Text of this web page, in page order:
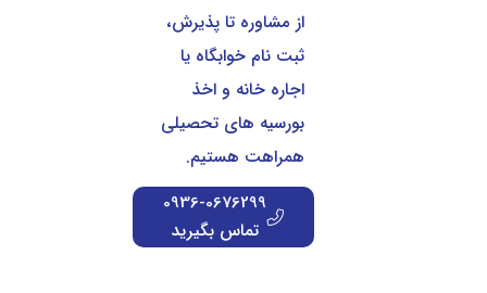
از مشاوره تا پذیرش،
ثبت نام خوابگاه یا
اجاره خانه و اخذ
بورسیه های تحصیلی
همراهت هستیم.
0936-0676299
تماس بگیرید